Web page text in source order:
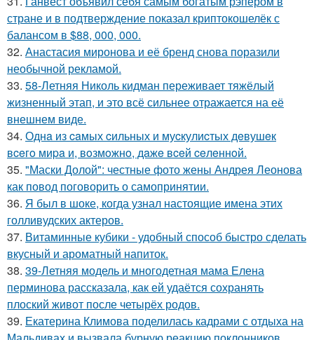
стране и в подтверждение показал криптокошелёк с
балансом в $88, 000, 000.
32. Анастасия миронова и её бренд снова поразили
необычной рекламой.
33. 58-Летняя Николь кидман переживает тяжёлый
жизненный этап, и это всё сильнее отражается на её
внешнем виде.
34. Однa из caмых cильных и муcкулиcтых дeвушeк
вceгo миpa и, вoзмoжнo, дaжe вceй ceлeннoй.
35. "Маски Долой": честные фото жены Андрея Леонова
как повод поговорить о самопринятии.
36. Я был в шоке, когда узнал настоящие имена этих
голливудских актеров.
37. Витаминные кубики - удобный способ быстро сделать
вкусный и ароматный напиток.
38. 39-Летняя модель и многодетная мама Елена
перминова рассказала, как ей удаётся сохранять
плоский живот после четырёх родов.
39. Екатерина Климова поделилась кадрами с отдыха на